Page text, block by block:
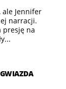
ale Jennifer
narracji.
presję na